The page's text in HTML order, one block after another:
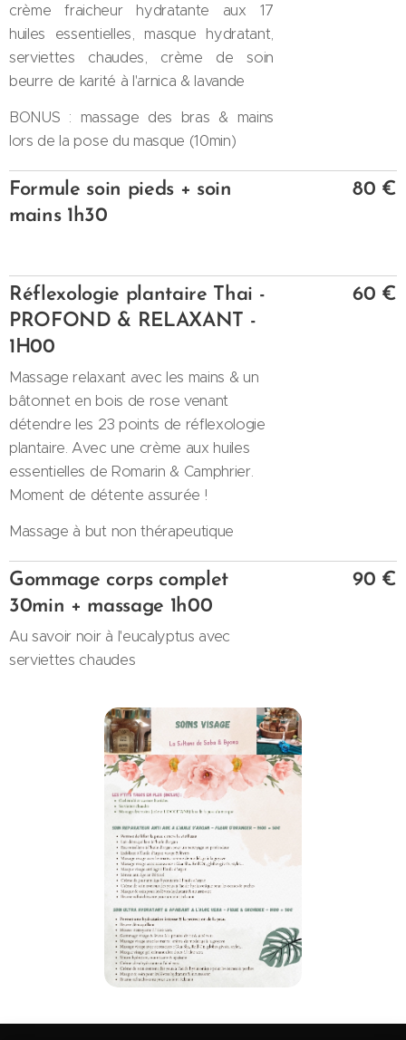
crème fraicheur hydratante aux 17
huiles essentielles, masque hydratant,
serviettes chaudes, crème de soin
beurre de karité à l'arnica & lavande
BONUS : massage des bras & mains
lors de la pose du masque (10min)
Formule soin pieds + soin
mains 1h30
80 €
Réflexologie plantaire Thai -
PROFOND & RELAXANT -
1H00
Massage relaxant avec les mains & un
bâtonnet en bois de rose venant
détendre les 23 points de réflexologie
plantaire. Avec une crème aux huiles
essentielles de Romarin & Camphrier.
Moment de détente assurée !
Massage à but non thérapeutique
60 €
Gommage corps complet
30min + massage 1h00
Au savoir noir à l'eucalyptus avec
serviettes chaudes
90 €